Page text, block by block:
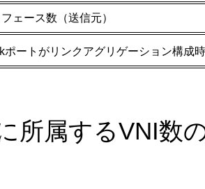
ェース数（送信元）
ポートがリンクアグリゲーション構成
所属するVNI数